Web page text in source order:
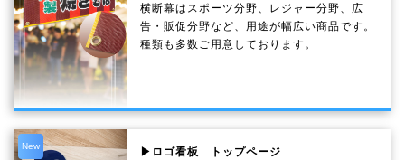
横断幕はスポーツ分野、レジャー分野、広
告・販促分野など、用途が幅広い商品です。
種類も多数ご用意しております。
New
▶ロゴ看板 トップページ